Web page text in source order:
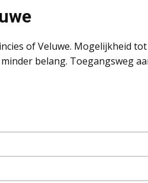
of Veluwe. Mogelijkheid
belang. Toegangsweg